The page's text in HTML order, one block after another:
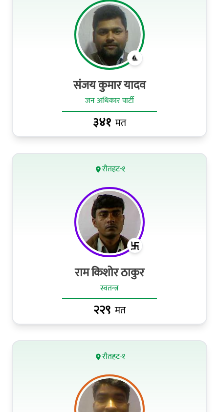
संजय कुमार यादव
जन अधिकार पार्टी
३४१ मत
रौतहट-१
राम किशोर ठाकुर
स्वतन्त्र
२२९ मत
रौतहट-१